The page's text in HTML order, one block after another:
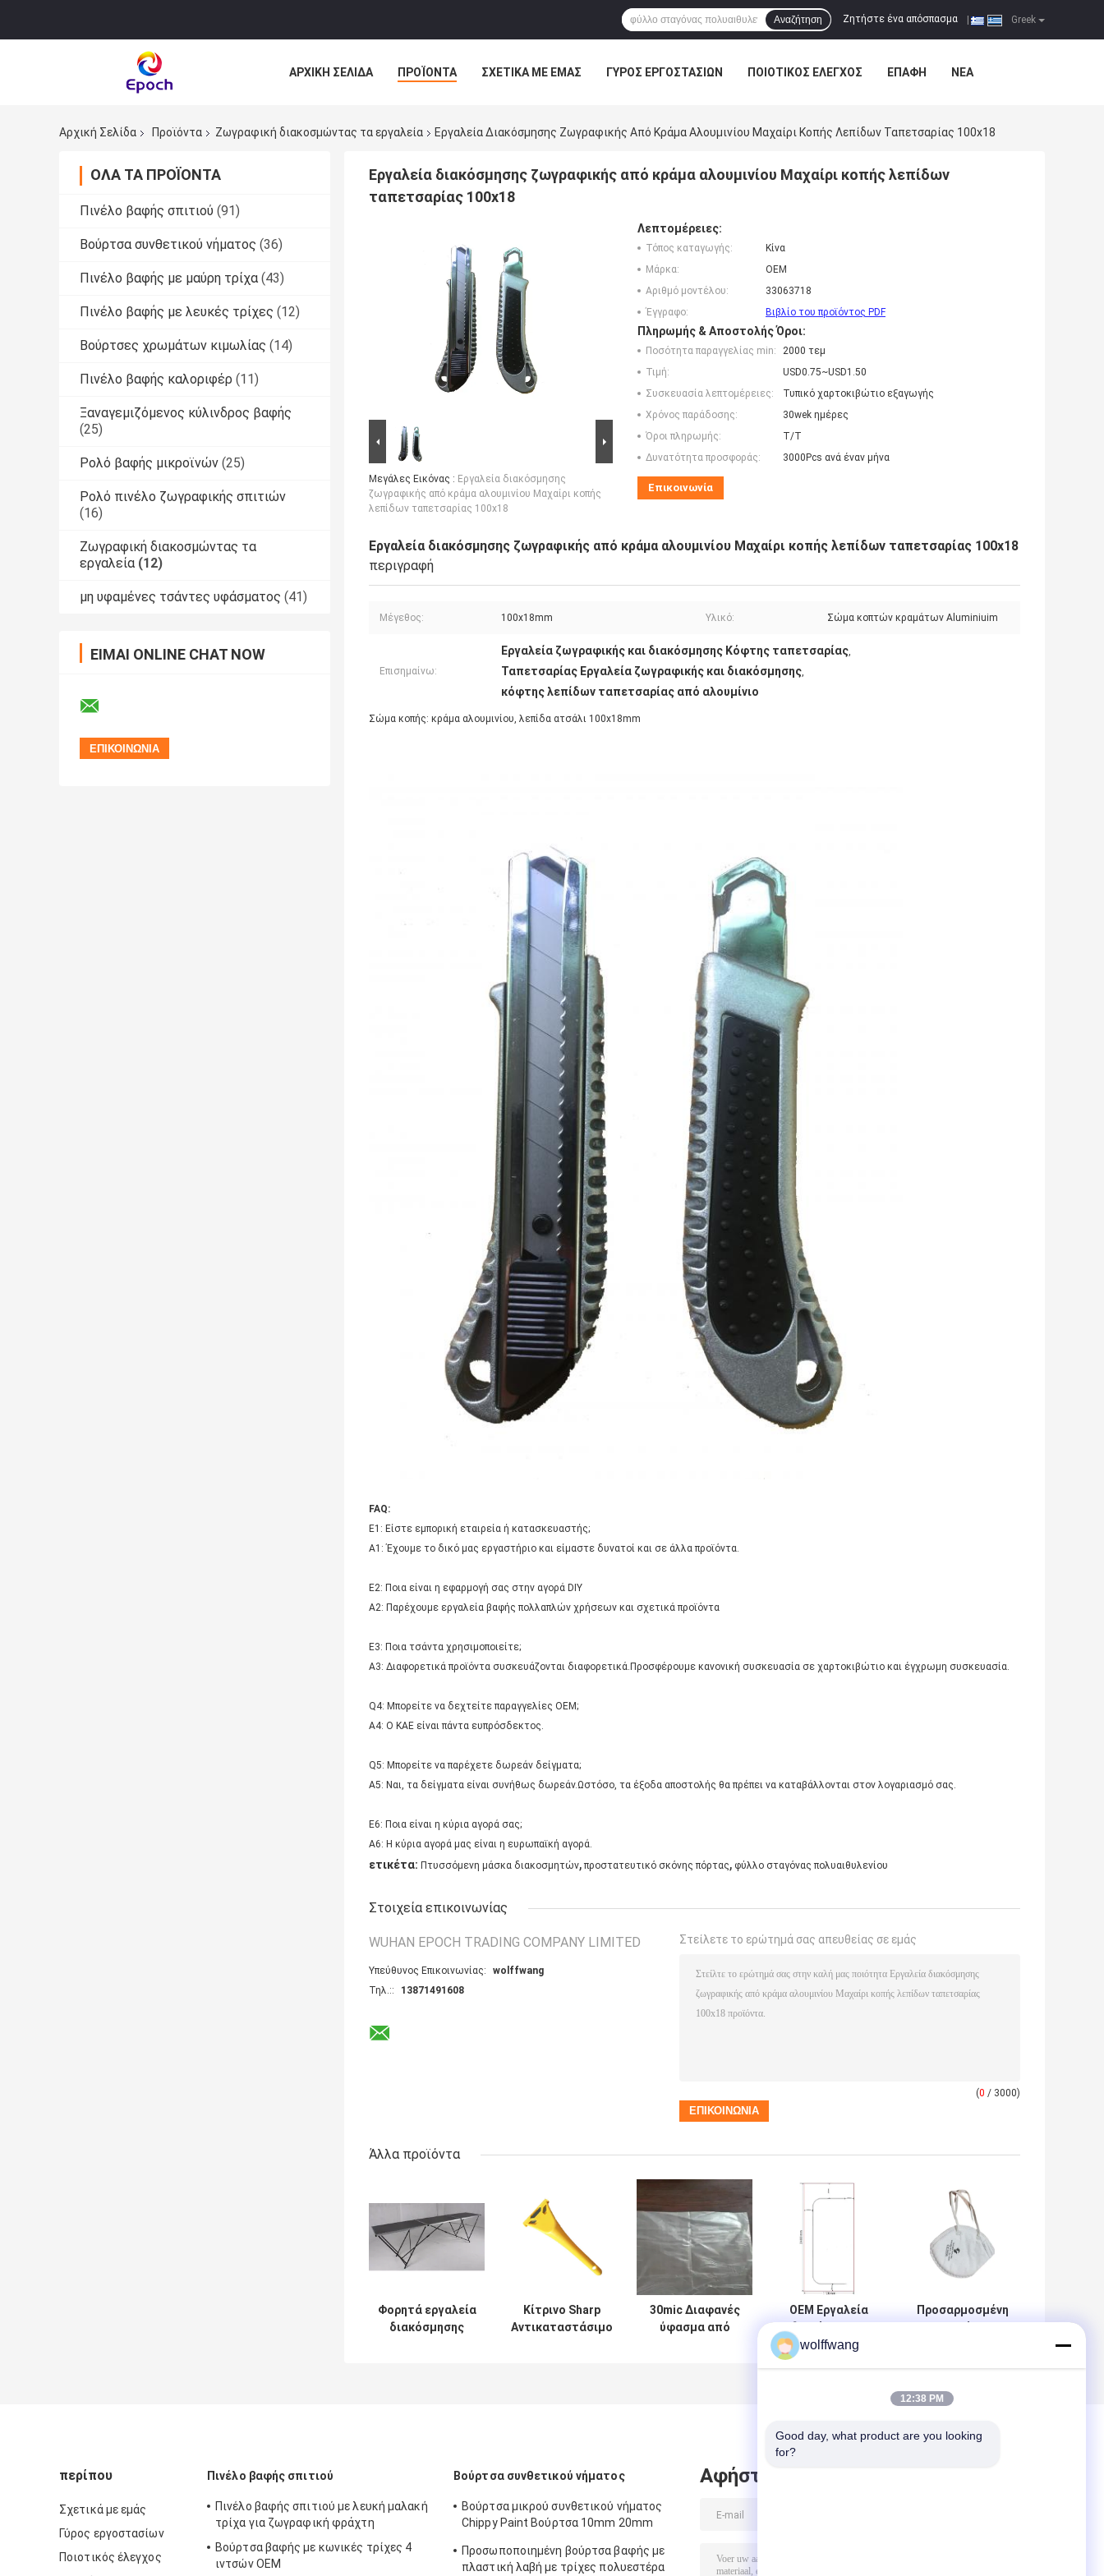
Greek
Ζητήστε ένα απόσπασμα
Αναζήτηση
ΑΡΧΙΚΉ ΣΕΛΊΔΑ ΠΡΟΪΌΝΤΑ ΣΧΕΤΙΚΆ ΜΕ ΕΜΆΣ ΓΎΡΟΣ ΕΡΓΟΣΤΑΣΊΩΝ ΠΟΙΟΤΙΚΌΣ ΈΛΕΓΧΟΣ ΕΠΑΦΉ ΝΈΑ
Αρχική Σελίδα
Προϊόντα Ζωγραφική διακοσμώντας τα εργαλεία Εργαλεία Διακόσμησης Ζωγραφικής Από Κράμα Αλουμινίου Μαχαίρι Κοπής Λεπίδων Ταπετσαρίας 100x18
ΌΛΑ ΤΑ ΠΡΟΪΌΝΤΑ
Πινέλο βαφής σπιτιού (91)
Βούρτσα συνθετικού νήματος (36)
Πινέλο βαφής με μαύρη τρίχα (43)
Πινέλο βαφής με λευκές τρίχες (12)
Βούρτσες χρωμάτων κιμωλίας (14)
Πινέλο βαφής καλοριφέρ (11)
Ξαναγεμιζόμενος κύλινδρος βαφής
(25)
Ρολό βαφής μικροϊνών (25)
Ρολό πινέλο ζωγραφικής σπιτιών
(16)
Ζωγραφική διακοσμώντας τα
εργαλεία (12)
μη υφαμένες τσάντες υφάσματος (41)
ΕΊΜΑΙ ONLINE CHAT NOW
Εργαλεία διακόσμησης ζωγραφικής από κράμα αλουμινίου Μαχαίρι κοπής λεπίδων
ταπετσαρίας 100x18
Μεγάλες Εικόνας : Εργαλεία διακόσμησης
ζωγραφικής από κράμα αλουμινίου Μαχαίρι κοπής
λεπίδων ταπετσαρίας 100x18
Λεπτομέρειες:
Τόπος καταγωγής:
Κίνα
Μάρκα:
OEM
Αριθμό μοντέλου:
33063718
Έγγραφο:
Βιβλίο του προϊόντος PDF
Πληρωμής & Αποστολής Όροι:
Ποσότητα παραγγελίας min:
2000 τεμ
Τιμή:
USD0.75~USD1.50
Συσκευασία λεπτομέρειες:
Τυπικό χαρτοκιβώτιο εξαγωγής
Χρόνος παράδοσης:
30wek ημέρες
Όροι πληρωμής:
T/T
Δυνατότητα προσφοράς:
3000Pcs ανά έναν μήνα
Επικοινωνία
Εργαλεία διακόσμησης ζωγραφικής από κράμα αλουμινίου Μαχαίρι κοπής λεπίδων ταπετσαρίας 100x18
περιγραφή
Μέγεθος: 100x18mm Υλικό: Σώμα κοπτών κραμάτων Aluminiuim
Επισημαίνω:
Εργαλεία ζωγραφικής και διακόσμησης Κόφτης ταπετσαρίας,
Ταπετσαρίας Εργαλεία ζωγραφικής και διακόσμησης,
κόφτης λεπίδων ταπετσαρίας από αλουμίνιο
Σώμα κοπής: κράμα αλουμινίου, λεπίδα ατσάλι 100x18mm
FAQ:
Ε1: Είστε εμπορική εταιρεία ή κατασκευαστής;
A1: Έχουμε το δικό μας εργαστήριο και είμαστε δυνατοί και σε άλλα προϊόντα.
Ε2: Ποια είναι η εφαρμογή σας στην αγορά DIY
A2: Παρέχουμε εργαλεία βαφής πολλαπλών χρήσεων και σχετικά προϊόντα
Ε3: Ποια τσάντα χρησιμοποιείτε;
A3: Διαφορετικά προϊόντα συσκευάζονται διαφορετικά.Προσφέρουμε κανονική συσκευασία σε χαρτοκιβώτιο και έγχρωμη συσκευασία.
Q4: Μπορείτε να δεχτείτε παραγγελίες OEM;
A4: Ο ΚΑΕ είναι πάντα ευπρόσδεκτος.
Q5: Μπορείτε να παρέχετε δωρεάν δείγματα;
A5: Ναι, τα δείγματα είναι συνήθως δωρεάν.Ωστόσο, τα έξοδα αποστολής θα πρέπει να καταβάλλονται στον λογαριασμό σας.
Ε6: Ποια είναι η κύρια αγορά σας;
A6: Η κύρια αγορά μας είναι η ευρωπαϊκή αγορά.
ετικέτα: Πτυσσόμενη μάσκα διακοσμητών, προστατευτικό σκόνης πόρτας, φύλλο σταγόνας πολυαιθυλενίου
Στοιχεία επικοινωνίας
WUHAN EPOCH TRADING COMPANY LIMITED
Υπεύθυνος Επικοινωνίας:
wolffwang
Τηλ.::
13871491608
Στείλετε το ερώτημά σας απευθείας σε εμάς
(0 / 3000)
Άλλα προϊόντα
Φορητά εργαλεία
διακόσμησης
Κίτρινο Sharp
Αντικαταστάσιμο
30mic Διαφανές
ύφασμα από
OEM Εργαλεία
ζωγραφικής με
Προσαρμοσμένη
Ζωγραφική
περίπου
Σχετικά με εμάς
Γύρος εργοστασίων
Ποιοτικός έλεγχος
Πινέλο βαφής σπιτιού
Πινέλο βαφής σπιτιού με λευκή μαλακή
τρίχα για ζωγραφική φράχτη
Βούρτσα βαφής με κωνικές τρίχες 4
ιντσών OEM
Βούρτσα συνθετικού νήματος
Βούρτσα μικρού συνθετικού νήματος
Chippy Paint Βούρτσα 10mm 20mm
Προσωποποιημένη βούρτσα βαφής με
πλαστική λαβή με τρίχες πολυεστέρα
Αφήστε μήνυμα
wolffwang
12:38 PM
Good day, what product are you looking
for?